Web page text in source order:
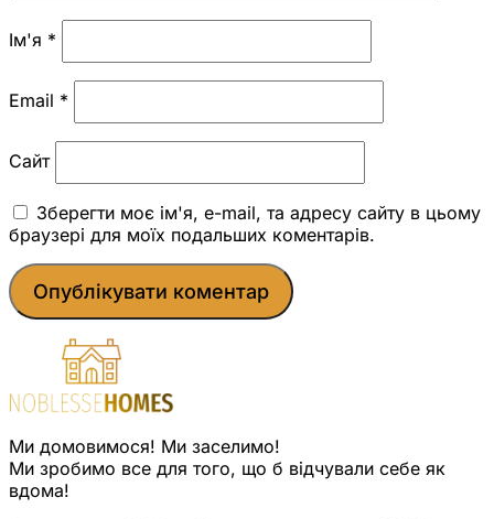
Ім'я *
Email *
Сайт
Зберегти моє ім'я, e-mail, та адресу сайту в цьому
браузері для моїх подальших коментарів.
Ми домовимося! Ми заселимо!
Ми зробимо все для того, що б відчували себе як
вдома!